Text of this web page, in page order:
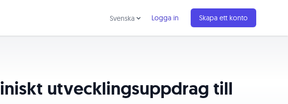
Svenska Logga in Skapa ett konto
utvecklingsuppdrag till